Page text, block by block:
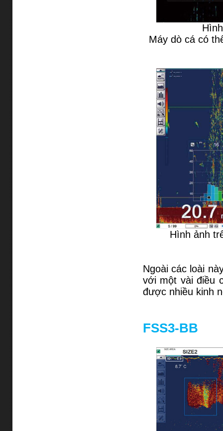
Máy dò cá có
Hình ảnh
Ngoài các loài
với một vài điều
được nhiều kinh
FSS3-BB